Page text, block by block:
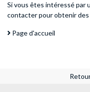
Si vous êtes intéressé par
contacterpour obtenir des
Page d'accueil